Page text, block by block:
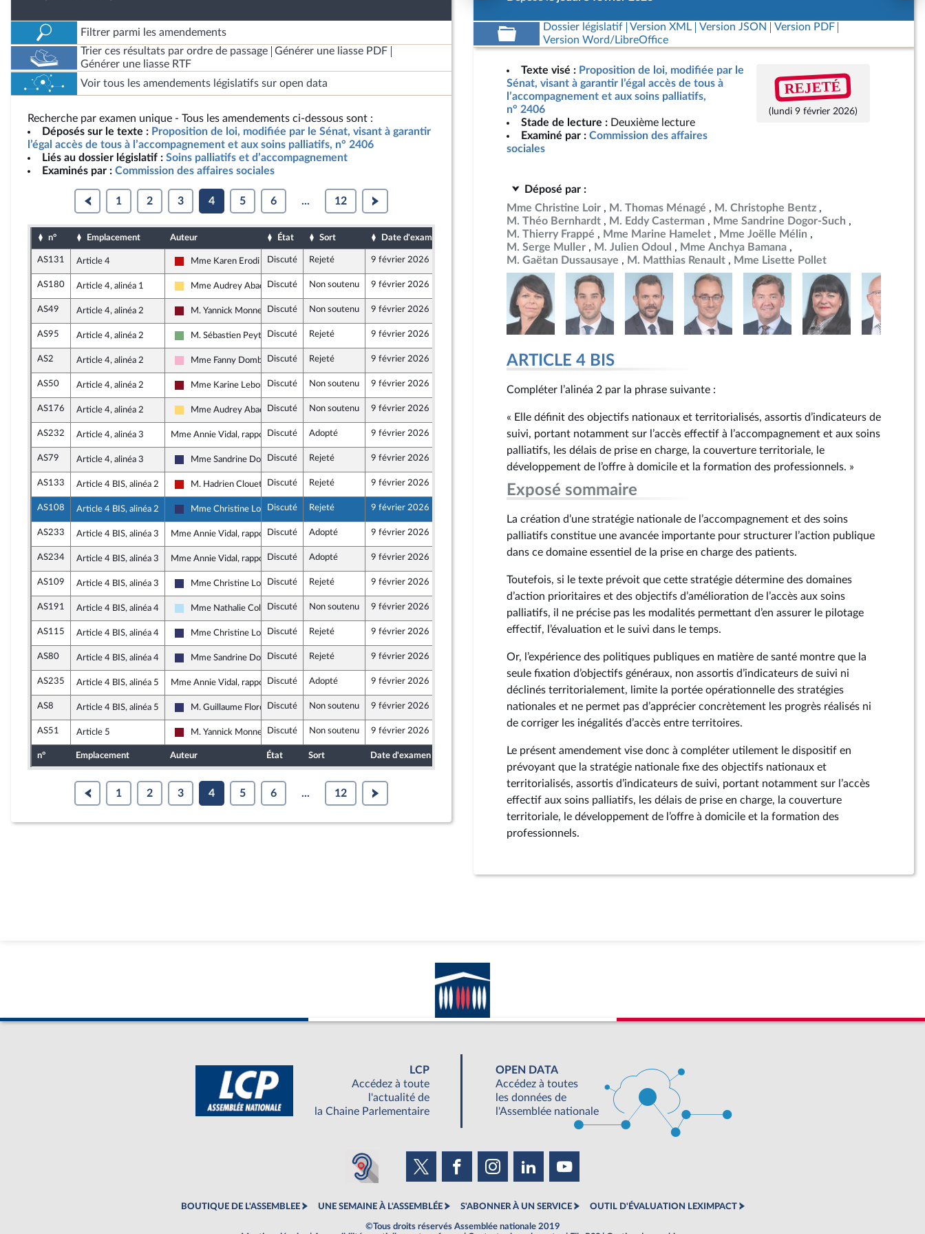
Filtrer parmi les amendements
Trier ces résultats par ordre de passage
Générer une liasse PDF
Générer une liasse RTF
Voir tous les amendements législatifs sur open data
Recherche par examen unique - Tous les amendements ci-dessous sont :
Déposés sur le texte : Proposition de loi, modifiée par le Sénat, visant à garantir
l’égal accès de tous à l’accompagnement et aux soins palliatifs, n° 2406
Liés au dossier législatif : Soins palliatifs et d’accompagnement
Examinés par : Commission des affaires sociales
1 2 3 4 5 6 ... 12
n° Emplacement Auteur État Sort Date d'examen Date de dépôt
AS131 Article 4
La France insoumise - Nouveau Front Populaire
Mme Karen Erodi Discuté Rejeté 9 février 2026 5 février 2026
AS180 Article 4, alinéa 1
Libertés, Indépendants, Outre-mer et Territoires
Mme Audrey Abadie-Amiel
Discuté Non soutenu 9 février 2026
AS49 Article 4, alinéa 2
Gauche Démocrate et Républicaine
M. Yannick Monnet Discuté Non soutenu 9 février 2026 5 février 2026
AS95 Article 4, alinéa 2
Écologiste et Social
M. Sébastien PeytavieDiscuté Rejeté 9 février 2026 5 février 2026
AS2 Article 4, alinéa 2
Socialistes et apparentés
Mme Fanny Dombre Coste
Discuté Rejeté 9 février 2026 29 janvier 2026
AS50 Article 4, alinéa 2
Gauche Démocrate et Républicaine
Mme Karine Lebon Discuté Non soutenu 9 février 2026 5 février 2026
AS176 Article 4, alinéa 2
Libertés, Indépendants, Outre-mer et Territoires
Mme Audrey Abadie-Amiel
Discuté Non soutenu 9 février 2026
AS232 Article 4, alinéa 3 Mme Annie Vidal, rapporteure
Discuté Adopté 9 février 2026 6 février 2026
AS79 Article 4, alinéa 3
Rassemblement National
Mme Sandrine Dogor-Such
Discuté Rejeté 9 février 2026 5 février 2026
AS133 Article 4 BIS, alinéa 2
La France insoumise - Nouveau Front Populaire
M. Hadrien Clouet Discuté Rejeté 9 février 2026 5 février 2026
AS108 Article 4 BIS, alinéa 2
Rassemblement National
Mme Christine Loir Discuté Rejeté 9 février 2026
AS233 Article 4 BIS, alinéa 3 Mme Annie Vidal, rapporteure
Discuté Adopté 9 février 2026 6 février 2026
AS234 Article 4 BIS, alinéa 3 Mme Annie Vidal, rapporteure
Discuté Adopté 9 février 2026 6 février 2026
AS109 Article 4 BIS, alinéa 3
Rassemblement National
Mme Christine Loir Discuté Rejeté 9 février 2026 5 février 2026
AS191 Article 4 BIS, alinéa 4
Horizons & Indépendants
Mme Nathalie Colin-Oesterlé
Discuté Non soutenu 9 février 2026
AS115 Article 4 BIS, alinéa 4
Rassemblement National
Mme Christine Loir Discuté Rejeté 9 février 2026 5 février 2026
AS80 Article 4 BIS, alinéa 4
Rassemblement National
Mme Sandrine Dogor-Such
Discuté Rejeté 9 février 2026 5 février 2026
AS235 Article 4 BIS, alinéa 5 Mme Annie Vidal, rapporteure
Discuté Adopté 9 février 2026
AS8 Article 4 BIS, alinéa 5
Rassemblement National
M. Guillaume FlorquinDiscuté Non soutenu 9 février 2026 31 janvier 2026
AS51 Article 5
Gauche Démocrate et Républicaine
M. Yannick Monnet Discuté Non soutenu 9 février 2026
n° Emplacement Auteur État Sort Date d'examen Date de dépôt
1 2 3 4 5 6 ... 12
Dossier législatif Version XML Version JSON
Version PDF
Version Word/LibreOffice
Texte visé : Proposition de loi, modifiée par le
Sénat, visant à garantir l’égal accès de tous à
l’accompagnement et aux soins palliatifs,
n° 2406
Stade de lecture : Deuxième lecture
Examiné par : Commission des affaires
sociales
REJETÉ
(lundi 9 février 2026)
Déposé par :
Mme Christine Loir
M. Thomas Ménagé
M. Christophe Bentz
M. Théo Bernhardt
M. Eddy Casterman
Mme Sandrine Dogor-Such
M. Thierry Frappé
Mme Marine Hamelet
Mme Joëlle Mélin
M. Serge Muller
M. Julien Odoul
Mme Anchya Bamana
M. Gaëtan Dussausaye
M. Matthias Renault Mme Lisette Pollet
ARTICLE 4 BIS
Compléter l’alinéa 2 par la phrase suivante :
« Elle définit des objectifs nationaux et territorialisés, assortis d’indicateurs de
suivi, portant notamment sur l’accès effectif à l’accompagnement et aux soins
palliatifs, les délais de prise en charge, la couverture territoriale, le
développement de l’offre à domicile et la formation des professionnels. »
Exposé sommaire
La création d’une stratégie nationale de l’accompagnement et des soins
palliatifs constitue une avancée importante pour structurer l’action publique
dans ce domaine essentiel de la prise en charge des patients.
Toutefois, si le texte prévoit que cette stratégie détermine des domaines
d’action prioritaires et des objectifs d’amélioration de l’accès aux soins
palliatifs, il ne précise pas les modalités permettant d’en assurer le pilotage
effectif, l’évaluation et le suivi dans le temps.
Or, l’expérience des politiques publiques en matière de santé montre que la
seule fixation d’objectifs généraux, non assortis d’indicateurs de suivi ni
déclinés territorialement, limite la portée opérationnelle des stratégies
nationales et ne permet pas d’apprécier concrètement les progrès réalisés ni
de corriger les inégalités d’accès entre territoires.
Le présent amendement vise donc à compléter utilement le dispositif en
prévoyant que la stratégie nationale fixe des objectifs nationaux et
territorialisés, assortis d’indicateurs de suivi, portant notamment sur l’accès
effectif aux soins palliatifs, les délais de prise en charge, la couverture
territoriale, le développement de l’offre à domicile et la formation des
professionnels.
LCP
Accédez à toute
l'actualité de
la Chaine Parlementaire
OPEN DATA
Accédez à toutes
les données de
l'Assemblée nationale
BOUTIQUE DE L'ASSEMBLEE UNE SEMAINE À L'ASSEMBLÉE S'ABONNER À UN SERVICE OUTIL D'ÉVALUATION LEXIMPACT
©Tous droits réservés Assemblée nationale 2019